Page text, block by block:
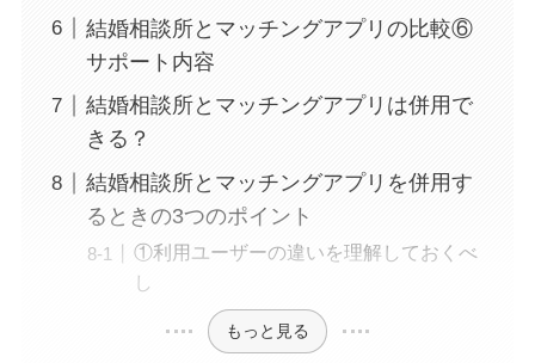
結婚相談所とマッチングアプリの比較⑥
サポート内容
結婚相談所とマッチングアプリは併用で
きる？
結婚相談所とマッチングアプリを併用す
るときの3つのポイント
①利用ユーザーの違いを理解しておくべ
し
もっと見る